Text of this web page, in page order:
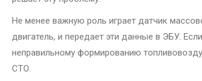
Не менее важную роль играет датчик
двигатель, и передает эти данные в ЭБУ.
неправильному формированию
СТО.